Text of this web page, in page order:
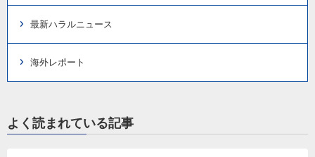
最新ハラルニュース
海外レポート
よく読まれている記事